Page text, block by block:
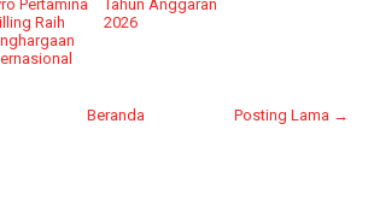
Pertamina
Raih
Tahun Anggaran
2026
Posting Lama →
Beranda